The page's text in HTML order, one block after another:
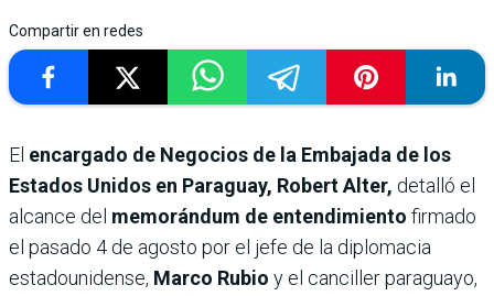
Compartir en redes
El encargado de Negocios de la Embajada de los
Estados Unidos en Paraguay, Robert Alter, detalló el
alcance del memorándum de entendimiento firmado
el pasado 4 de agosto por el jefe de la diplomacia
estadounidense, Marco Rubio y el canciller paraguayo,